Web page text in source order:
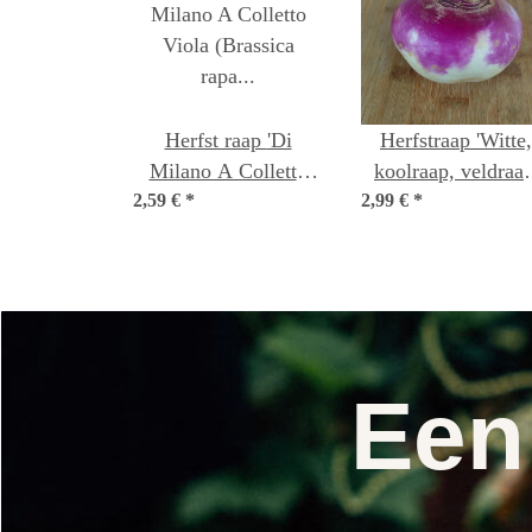
Herfst raap 'Di
Milano A Colletto
Viola' (Brassica rapa
2,59 € *
Herfstraap 'Witte,
koolraap,
(Brassica rapa ssp.
2,99 € *